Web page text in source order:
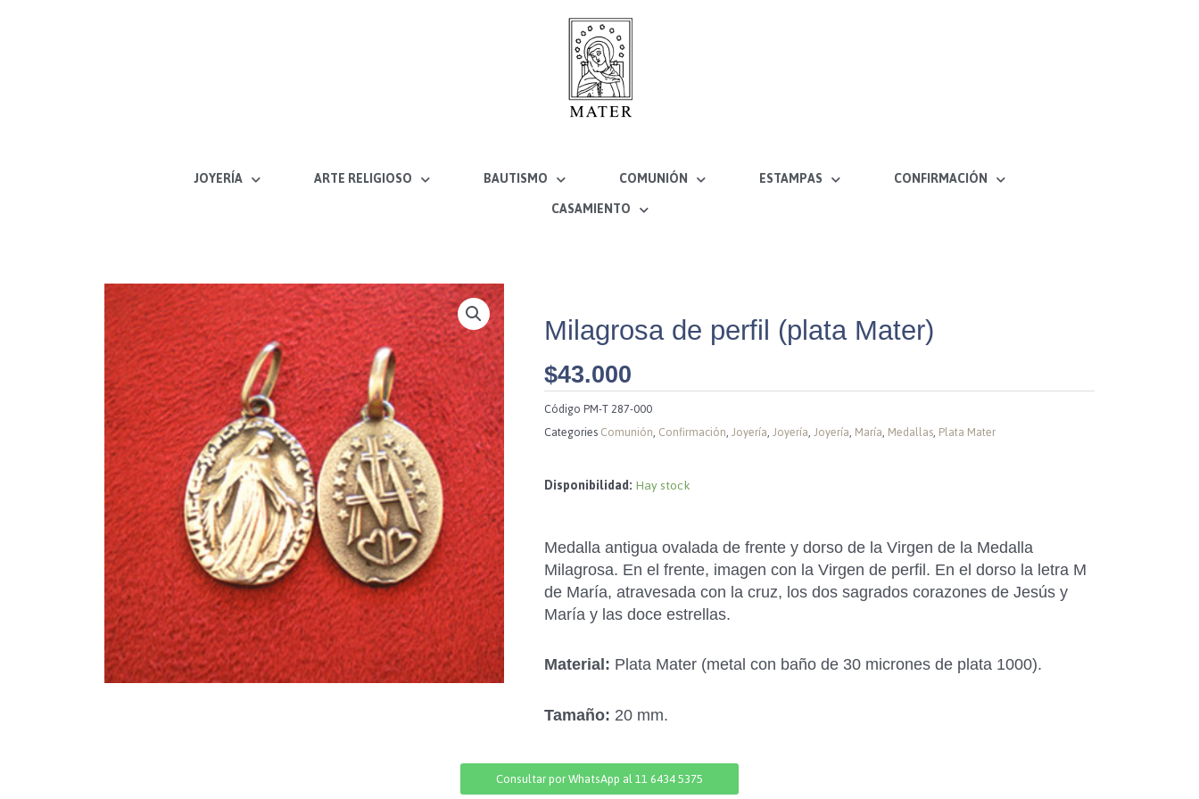
JOYERÍA ARTE RELIGIOSO BAUTISMO COMUNIÓN ESTAMPAS
CONFIRMACIÓN
CASAMIENTO
Milagrosa de perfil (plata Mater)
$43.000
CódigoPM-T 287-000
CategoriesComunión, Confirmación,Joyería,Joyería,Joyería, María, Medallas, Plata Mater
Disponibilidad:Hay stock
Medalla antigua ovalada de frente y dorso de la Virgen de la Medalla
Milagrosa. En el frente, imagen con la Virgen de perfil. En el dorso la letra M
de María, atravesada con la cruz, los dos sagrados corazones de Jesús y
María y las doce estrellas.
Material: Plata Mater (metal con baño de 30 micrones de plata 1000).
Tamaño: 20 mm.
Consultar por WhatsApp al 11 6434 5375